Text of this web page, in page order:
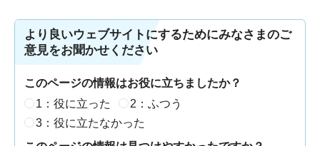
より良いウェブサイトにするためにみなさまのご
意見をお聞かせください
このページの情報はお役に立ちましたか？
1：役に立った
2：ふつう
3：役に立たなかった